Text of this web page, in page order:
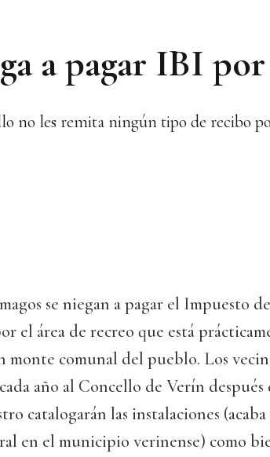
a pagar IBI
no les remita ningún tipo de recibo
se niegan a pagar el Impuesto
el área de recreo que está
monte comunal del pueblo. Los
año al Concello de Verín después
catalogarán las instalaciones
en el municipio verinense) como